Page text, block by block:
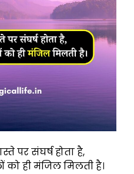
पर संघर्ष होता है,
ही मंजिल मिलती है।